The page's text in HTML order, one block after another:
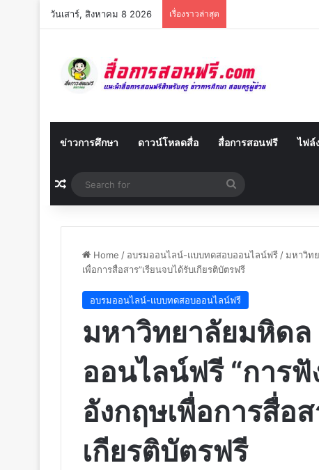
วันเสาร์, สิงหาคม 8 2026 เรื่องราวล่าสุด
ข่าวการศึกษา ดาวน์โหลดสื่อ สื่อการสอนฟรี ไฟล์
Random Article
for
Home / อบรมออนไลน์-แบบทดสอบออนไลน์ฟรี /มหาวิท
เพื่อการสื่อสาร”เรียนจบได้รับเกียรติบัตรฟรี
อบรมออนไลน์-แบบทดสอบออนไลน์ฟรี
มหาวิทยาลัยมหิดล
ออนไลน์ฟรี “การ
อังกฤษเพื่อการสื่อ
เกียรติบัตรฟรี